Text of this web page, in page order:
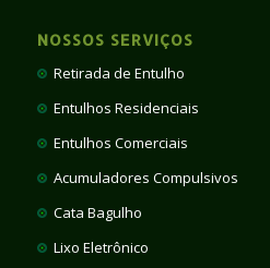
NOSSOS SERVIÇOS
Retirada de Entulho
Entulhos Residenciais
Entulhos Comerciais
Acumuladores Compulsivos
Cata Bagulho
Lixo Eletrônico